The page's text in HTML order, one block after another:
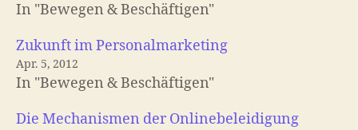
In "Bewegen & Beschäftigen"
Zukunft im Personalmarketing
Apr. 5, 2012
In "Bewegen & Beschäftigen"
Die Mechanismen der Onlinebeleidigung